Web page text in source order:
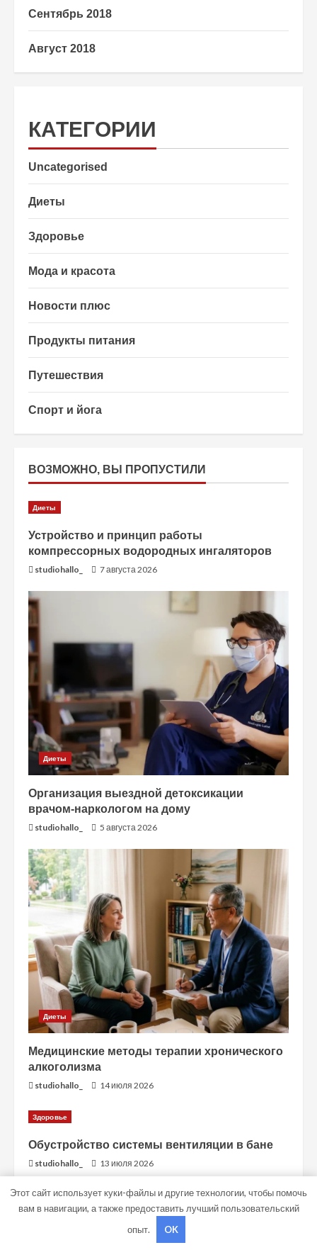
Сентябрь 2018
Август 2018
КАТЕГОРИИ
Uncategorised
Диеты
Здоровье
Мода и красота
Новости плюс
Продукты питания
Путешествия
Спорт и йога
ВОЗМОЖНО, ВЫ ПРОПУСТИЛИ
Диеты
Устройство и принцип работы
компрессорных водородных ингаляторов
studiohallo_ 7 августа 2026
Диеты
Организация выездной детоксикации
врачом-наркологом на дому
studiohallo_ 5 августа 2026
Диеты
Медицинские методы терапии хронического
алкоголизма
studiohallo_ 14 июля 2026
Здоровье
Обустройство системы вентиляции в бане
studiohallo_ 13 июля 2026
Copyright © Все права защищены.|MoreNewsот AF
themes.
Этот сайт использует куки-файлы и другие технологии, чтобы помочь
вам в навигации, а также предоставить лучший пользовательский
опыт.
OK